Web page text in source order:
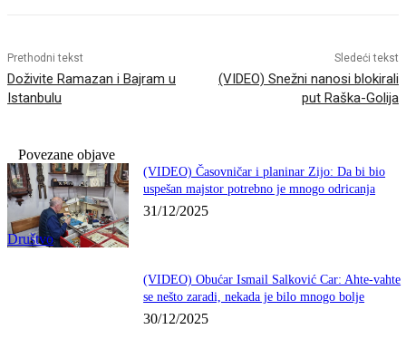
Prethodni tekst
Doživite Ramazan i Bajram u
Istanbulu
Sledeći tekst
(VIDEO) Snežni nanosi blokirali
put Raška-Golija
Povezane objave
Društvo
(VIDEO) Časovničar i planinar Zijo: Da bi bio
uspešan majstor potrebno je mnogo odricanja
31/12/2025
(VIDEO) Obućar Ismail Salković Car: Ahte-vahte
se nešto zaradi, nekada je bilo mnogo bolje
30/12/2025